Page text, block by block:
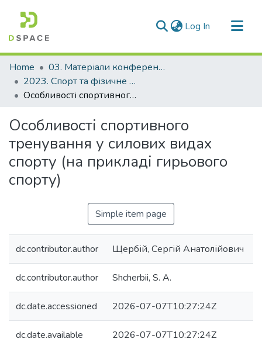
Log In (current)
Communities & Collections
All of DSpace
Statistics
Home
03. Матеріали конференцій та семінарів
2023. Спорт та фізичне виховання у закладах вищої освіти. Сучасність та майбутнє
Особливості спортивного тренування у силових видах спорту (на прикладі гирьового спорту)
Особливості спортивного
тренування у силових видах
спорту (на прикладі гирьового
спорту)
Simple item page
dc.contributor.author Щербій, Сергій Анатолійович
dc.contributor.author Shcherbii, S. A.
dc.date.accessioned 2026-07-07T10:27:24Z
dc.date.available 2026-07-07T10:27:24Z